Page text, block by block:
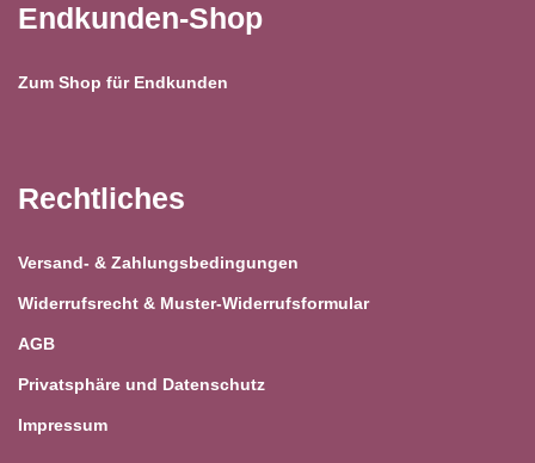
Endkunden-Shop
Zum Shop für Endkunden
Rechtliches
Versand- & Zahlungsbedingungen
Widerrufsrecht & Muster-Widerrufsformular
AGB
Privatsphäre und Datenschutz
Impressum